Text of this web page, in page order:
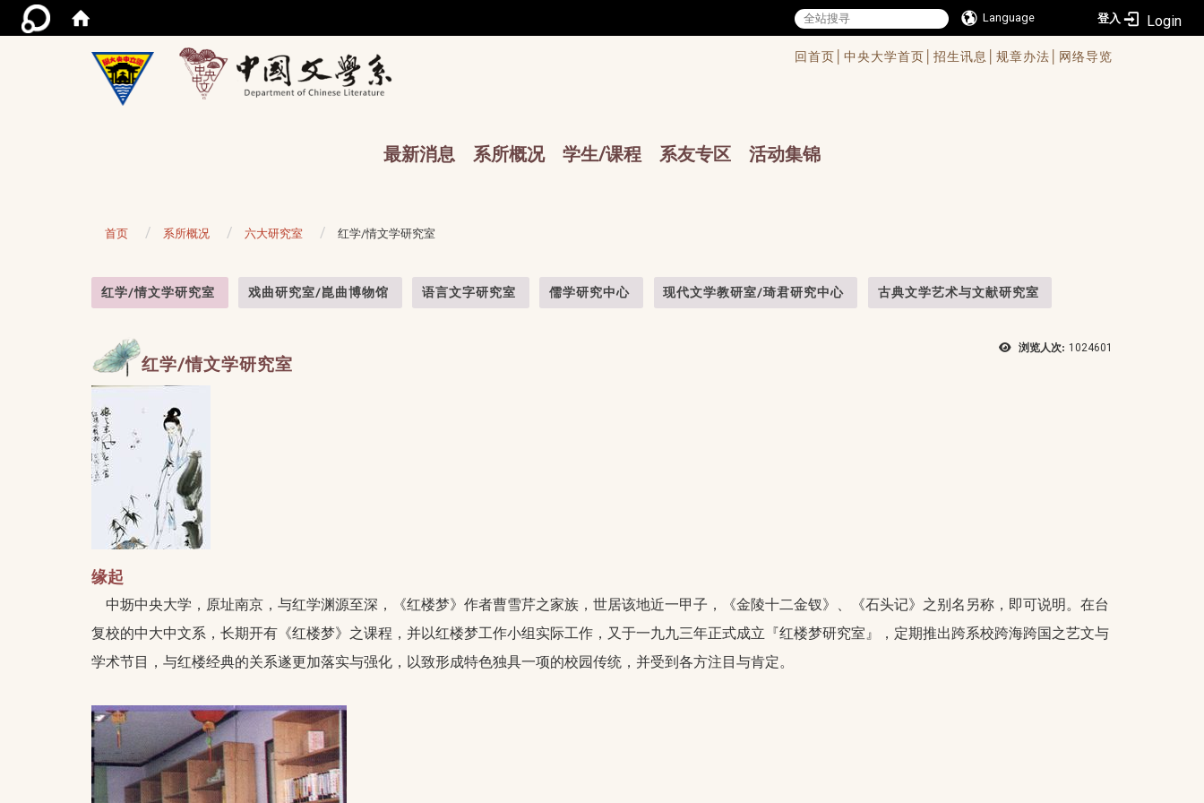
Language 登入
回首页│ 中央大学首页│ 招生讯息│ 规章办法│ 网络导览
最新消息 系所概况 学生/课程 系友专区 活动集锦
首页 系所概况 六大研究室 红学/情文学研究室
红学/情文学研究室 戏曲研究室/崑曲博物馆 语言文字研究室 儒学研究中心 现代文学教研室/琦君研究中心 古典文学艺术与文献研究室
浏览人次: 1024601
红学/情文学研究室
缘起
中坜中央大学，原址南京，与红学渊源至深，《红楼梦》作者曹雪芹之家族，世居该地近一甲子，《金陵十二金钗》、《石头记》之别名另称，即可说明。在台
复校的中大中文系，长期开有《红楼梦》之课程，并以红楼梦工作小组实际工作，又于一九九三年正式成立『红楼梦研究室』，定期推出跨系校跨海跨国之艺文与
学术节目，与红楼经典的关系遂更加落实与强化，以致形成特色独具一项的校园传统，并受到各方注目与肯定。